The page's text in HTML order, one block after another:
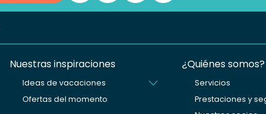
Nuestras inspiraciones
Ideas de vacaciones
Ofertas del momento
¿Quiénes somos?
Servicios
Prestaciones y